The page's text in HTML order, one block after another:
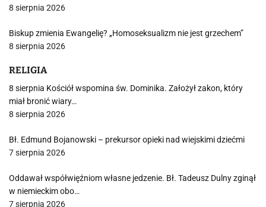
8 sierpnia 2026
Biskup zmienia Ewangelię? „Homoseksualizm nie jest grzechem”
8 sierpnia 2026
RELIGIA
8 sierpnia Kościół wspomina św. Dominika. Założył zakon, który
miał bronić wiary…
8 sierpnia 2026
Bł. Edmund Bojanowski – prekursor opieki nad wiejskimi dziećmi
7 sierpnia 2026
Oddawał współwięźniom własne jedzenie. Bł. Tadeusz Dulny zginął
w niemieckim obo…
7 sierpnia 2026